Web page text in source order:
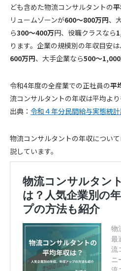
ども含めた物流コンサルタントの
リュームゾーンが600～800万円、
ら300～400万円、役職クラスなら
ります。企業の規模別の年収目安
600万円、大手企業なら500～
令和4年度の全産業での正社員の平
流コンサルタントの年収は平均より
出典： 令和４年分民間給与実態統
物流コンサルタントの年収につい
説しています。